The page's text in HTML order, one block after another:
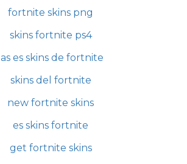
fortnite skins png
skins fortnite ps4
las es skins de fortnite
skins del fortnite
new fortnite skins
es skins fortnite
get fortnite skins